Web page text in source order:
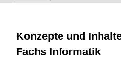
Konzepte und
Fachs Informatik